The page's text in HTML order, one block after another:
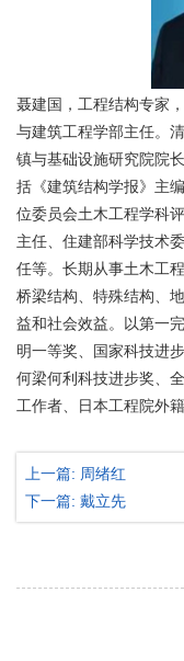
聂建国，工程结构专家
与建筑工程学部主任。
镇与基础设施研究院院
括《建筑结构学报》主
位委员会土木工程学科
主任、住建部科学技术
任等。长期从事土木工
桥梁结构、特殊结构、
益和社会效益。以第一
明一等奖、国家科技进
何梁何利科技进步奖、
工作者、日本工程院外
上一篇: 周绪红
下一篇: 戴立先